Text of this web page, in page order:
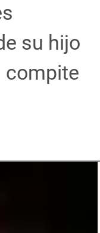
su hijo
compite